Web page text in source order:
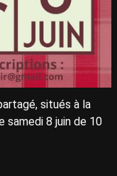
situés à la
samedi 8 juin de 10